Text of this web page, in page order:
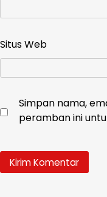
Situs Web
Simpan nama,
peramban ini